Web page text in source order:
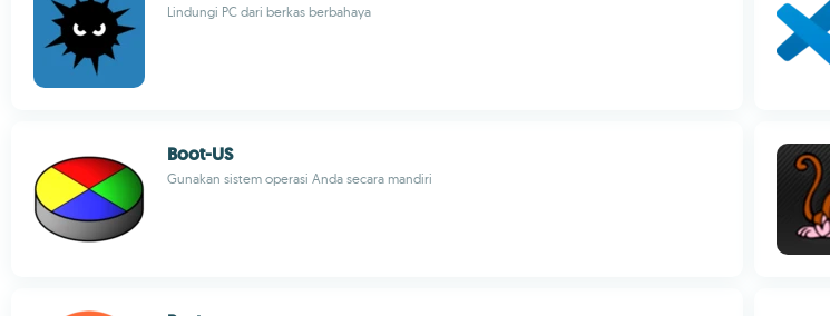
Lindungi PC dari berkas berbahaya
Boot-US
Gunakan sistem operasi Anda secara mandiri